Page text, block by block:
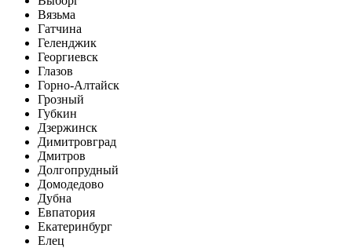
Вязьма
Гатчина
Геленджик
Георгиевск
Глазов
Горно-Алтайск
Грозный
Губкин
Дзержинск
Димитровград
Дмитров
Долгопрудный
Домодедово
Дубна
Евпатория
Екатеринбург
Елец